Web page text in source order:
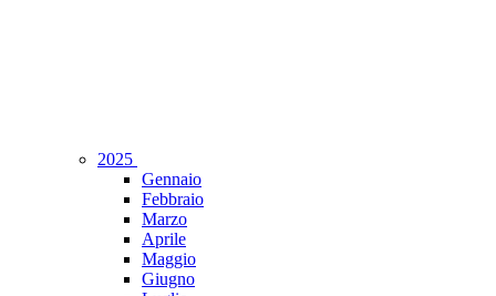
2025
Gennaio
Febbraio
Marzo
Aprile
Maggio
Giugno